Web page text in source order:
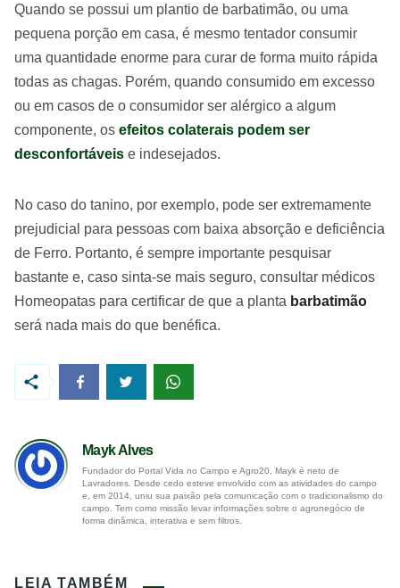
Quando se possui um plantio de barbatimão, ou uma
pequena porção em casa, é mesmo tentador consumir
uma quantidade enorme para curar de forma muito rápida
todas as chagas. Porém, quando consumido em excesso
ou em casos de o consumidor ser alérgico a algum
componente, os efeitos colaterais podem ser
desconfortáveis e indesejados.
No caso do tanino, por exemplo, pode ser extremamente
prejudicial para pessoas com baixa absorção e deficiência
de Ferro. Portanto, é sempre importante pesquisar
bastante e, caso sinta-se mais seguro, consultar médicos
Homeopatas para certificar de que a planta barbatimão
será nada mais do que benéfica.
Mayk Alves
Fundador do Portal Vida no Campo e Agro20, Mayk é neto de
Lavradores. Desde cedo esteve envolvido com as atividades do campo
e, em 2014, uniu sua paixão pela comunicação com o tradicionalismo do
campo. Tem como missão levar informações sobre o agronegócio de
forma dinâmica, interativa e sem filtros.
LEIA TAMBÉM